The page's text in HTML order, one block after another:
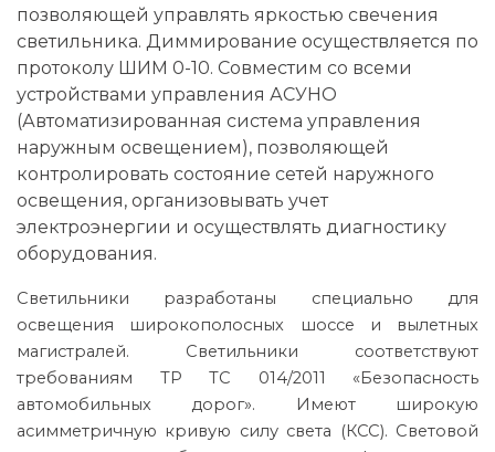
позволяющей управлять яркостью свечения
светильника. Диммирование осуществляется по
протоколу ШИМ 0-10. Совместим со всеми
устройствами управления АСУНО
(Автоматизированная система управления
наружным освещением), позволяющей
контролировать состояние сетей наружного
освещения, организовывать учет
электроэнергии и осуществлять диагностику
оборудования.
Светильники разработаны специально для
освещения широкополосных шоссе и вылетных
магистралей. Светильники соответствуют
требованиям ТР ТС 014/2011 «Безопасность
автомобильных дорог». Имеют широкую
асимметричную кривую силу света (КСС). Световой